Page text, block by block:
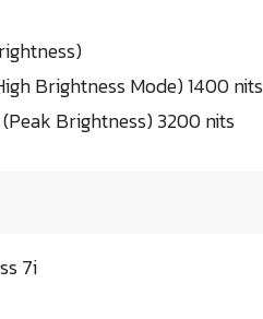
Brightness Mode) 1400 nits
Brightness) 3200 nits
7i